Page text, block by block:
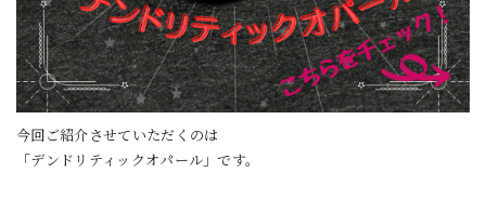
今回ご紹介させていただくのは
「デンドリティックオパール」です。